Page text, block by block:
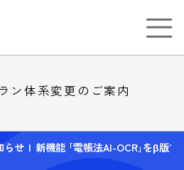
ン体系変更のご案内
らせ 新機能 ｢電帳法AI-OCR｣をβ版で